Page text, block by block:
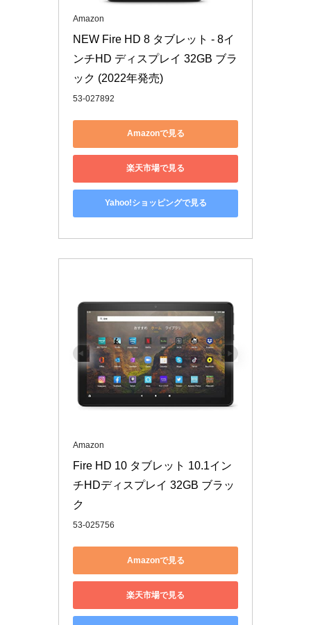
Amazon
NEW Fire HD 8 タブレット - 8イ
ンチHD ディスプレイ 32GB ブラ
ック (2022年発売)
53-027892
Amazonで見る
楽天市場で見る
Yahoo!ショッピングで見る
Amazon
Fire HD 10 タブレット 10.1イン
チHDディスプレイ 32GB ブラッ
ク
53-025756
Amazonで見る
楽天市場で見る